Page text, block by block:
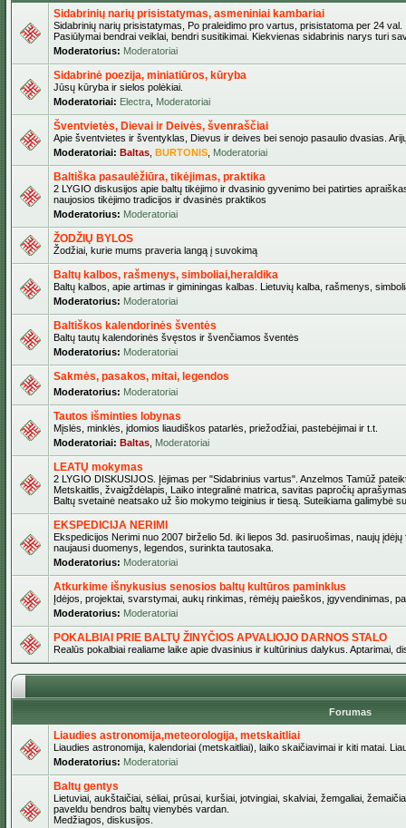
Sidabrinių narių prisistatymas, asmeniniai kambariai
Sidabrinių narių prisistatymas, Po praleidimo pro vartus, prisistatoma per 24 val.
Pasiūlymai bendrai veiklai, bendri susitikimai. Kiekvienas sidabrinis narys turi
Moderatorius: Moderatoriai
Sidabrinė poezija, miniatiūros, kūryba
Jūsų kūryba ir sielos polėkiai.
Moderatoriai: Electra Moderatoriai
Šventvietės, Dievai ir Deivės, švenraščiai
Apie šventvietes ir šventyklas, Dievus ir deives bei senojo pasaulio dvasias.
Moderatoriai: Baltas BURTONIS Moderatoriai
Baltiška pasaulėžiūra, tikėjimas, praktika
2 LYGIO diskusijos apie baltų tikėjimo ir dvasinio gyvenimo bei patirties
naujosios tikėjimo tradicijos ir dvasinės praktikos
Moderatorius: Moderatoriai
ŽODŽIŲ BYLOS
Žodžiai, kurie mums praveria langą į suvokimą
Baltų kalbos, rašmenys, simboliai,heraldika
Baltų kalbos, apie artimas ir giminingas kalbas. Lietuvių kalba, rašmenys,
Moderatorius: Moderatoriai
Baltiškos kalendorinės šventės
Baltų tautų kalendorinės švęstos ir švenčiamos šventės
Moderatorius: Moderatoriai
Sakmės, pasakos, mitai, legendos
Moderatorius: Moderatoriai
Tautos išminties lobynas
Mįslės, minklės, įdomios liaudiškos patarlės, priežodžiai, pastebėjimai ir t.t.
Moderatoriai: Baltas Moderatoriai
LEATŲ mokymas
2 LYGIO DISKUSIJOS. Įėjimas per "Sidabrinius vartus". Anzelmos Tamūž
Metskaitlis, žvaigždėlapis, Laiko integralinė matrica, savitas papročių
Baltų svetainė neatsako už šio mokymo teiginius ir tiesą. Suteikiama galimybė
EKSPEDICIJA NERIMI
Ekspedicijos Nerimi nuo 2007 birželio 5d. iki liepos 3d. pasiruošimas, naujų
naujausi duomenys, legendos, surinkta tautosaka.
Moderatorius: Moderatoriai
Atkurkime išnykusius senosios baltų kultūros paminklus
Įdėjos, projektai, svarstymai, aukų rinkimas, rėmėjų paieškos, įgyvendinimas,
Moderatorius: Moderatoriai
POKALBIAI PRIE BALTŲ ŽINYČIOS APVALIOJO DARNOS STALO
Realūs pokalbiai realiame laike apie dvasinius ir kultūrinius dalykus. Aptarimai,
Forumas
Liaudies astronomija,meteorologija, metskaitliai
Liaudies astronomija, kalendoriai (metskaitliai), laiko skaičiavimai ir kiti matai.
Moderatorius: Moderatoriai
Baltų gentys
Lietuviai, aukštaičiai, sėliai, prūsai, kuršiai, jotvingiai, skalviai, žemgaliai,
paveldu bendros baltų vienybės vardan.
Medžiagos, diskusijos.